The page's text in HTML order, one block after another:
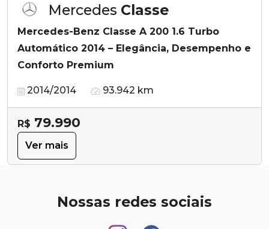
Mercedes Classe
Mercedes-Benz Classe A 200 1.6 Turbo
Automático 2014 – Elegância, Desempenho e
Conforto Premium
2014/2014 93.942 km
R$ 79.990
Ver mais
Nossas redes sociais